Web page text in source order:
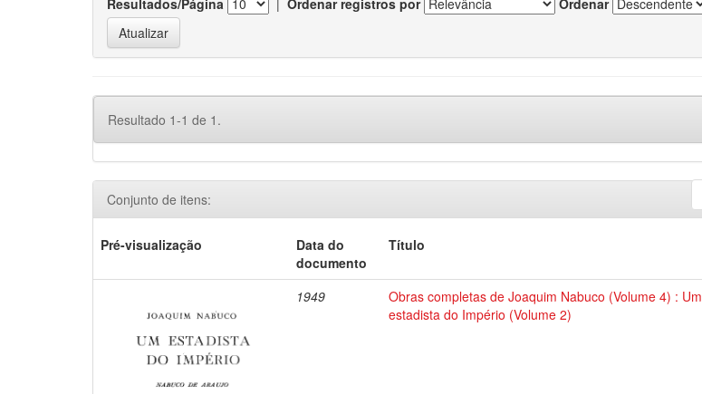
Resultados/Página | Ordenar registros por Ordenar
Resultado 1-1 de 1.
Conjunto de itens:
Pré-visualização
Data do
documento
Título
1949
Obras completas de Joaquim Nabuco (Volume 4) : Um
estadista do Império (Volume 2)